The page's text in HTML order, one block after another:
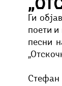
Културоглед
Ги
поети
песни
Стефан